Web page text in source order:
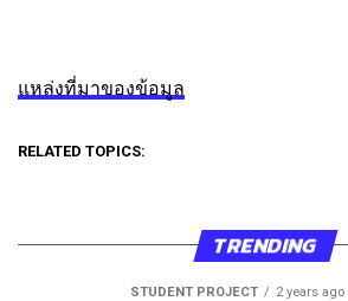
แหล่งที่มาของข้อมูล
RELATED TOPICS:
TRENDING
STUDENT PROJECT 2 years ago